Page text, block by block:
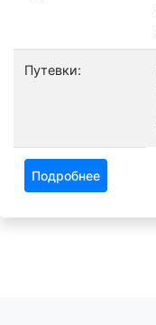
Путевки:
Подробнее